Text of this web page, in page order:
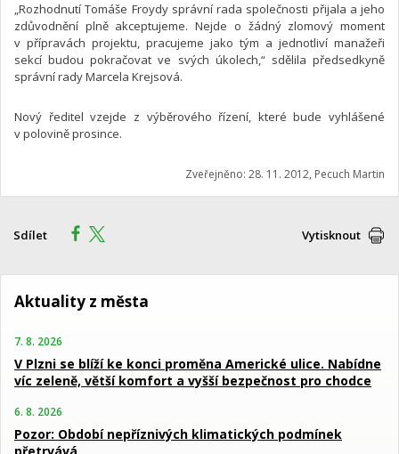
„Rozhodnutí Tomáše Froydy správní rada společnosti přijala a jeho
zdůvodnění plně akceptujeme. Nejde o žádný zlomový moment
v přípravách projektu, pracujeme jako tým a jednotliví manažeři
sekcí budou pokračovat ve svých úkolech,“ sdělila předsedkyně
správní rady Marcela Krejsová.
Nový ředitel vzejde z výběrového řízení, které bude vyhlášené
v polovině prosince.
Zveřejněno: 28. 11. 2012, Pecuch Martin
Sdílet Vytisknout
Aktuality z města
7. 8. 2026
V Plzni se blíží ke konci proměna Americké ulice. Nabídne
víc zeleně, větší komfort a vyšší bezpečnost pro chodce
6. 8. 2026
Pozor: Období nepříznivých klimatických podmínek